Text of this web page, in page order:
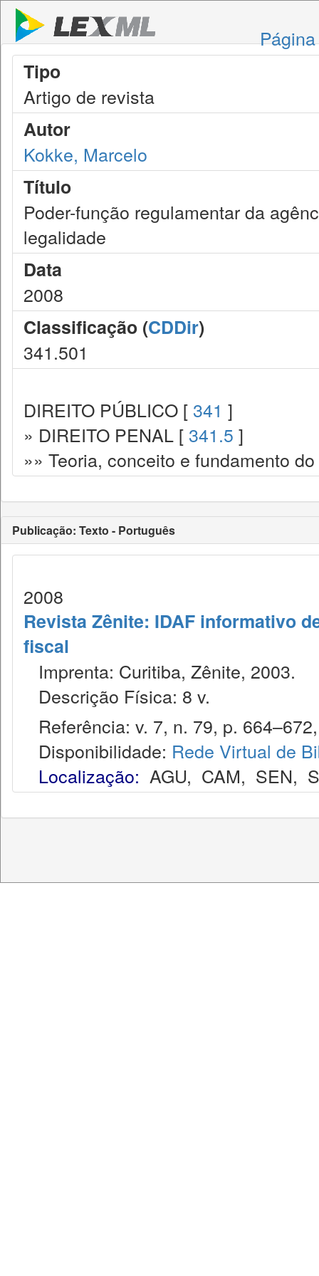
Tipo
Artigo de revista
Autor
Kokke, Marcelo
Título
Poder-função regulamentar da
legalidade
Data
2008
Classificação (CDDir)
341.501
DIREITO PÚBLICO [ 341 ]
» DIREITO PENAL [ 341.5 ]
»» Teoria, conceito e fundamento
Publicação: Texto - Português
2008
Revista Zênite: IDAF informativo
fiscal
Imprenta: Curitiba, Zênite, 2003.
Descrição Física: 8 v.
Referência: v. 7, n. 79, p.
Disponibilidade: Rede Virtual de
Localização: AGU, CAM, SEN,